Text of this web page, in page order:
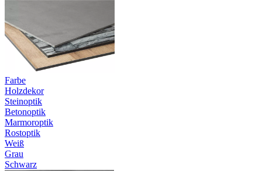
Farbe
Holzdekor
Steinoptik
Betonoptik
Marmoroptik
Rostoptik
Weiß
Grau
Schwarz